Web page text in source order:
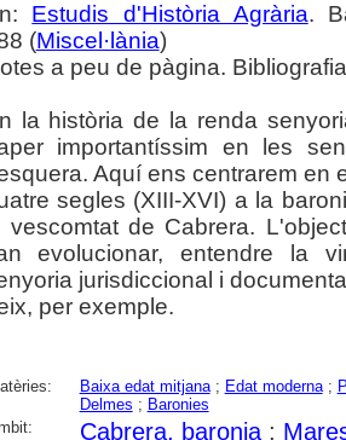
Estudis d'Història Agrària.
(Miscel·lània)
a peu de pàgina.
la història de la renda
importantíssim en les
Aquí ens centrarem en
segles (XIII-XVI) a la
vescomtat de Cabrera.
evolucionar, entendre la
jurisdiccional i
per exemple.
Baixa edat mitjana; Edat moderna;
Delmes ; Baronies
Cabrera, baronia;